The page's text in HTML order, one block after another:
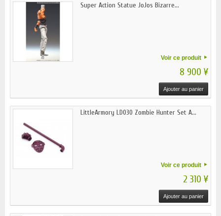
Super Action Statue JoJos Bizarre...
Voir ce produit
8 900 ¥
Ajouter au panier
LittleArmory LD030 Zombie Hunter Set A...
Voir ce produit
2 310 ¥
Ajouter au panier